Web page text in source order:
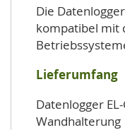
Die
kompatibel mit
Lieferumfang
Datenlogger
Wandhalterung